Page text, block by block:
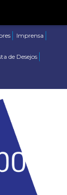
Imprensa
de Desejos